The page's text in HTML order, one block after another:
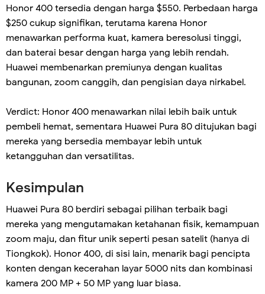
Honor 400 tersedia dengan harga $550. Perbedaan harga
$250 cukup signifikan, terutama karena Honor
menawarkan performa kuat, kamera beresolusi tinggi,
dan baterai besar dengan harga yang lebih rendah.
Huawei membenarkan premiunya dengan kualitas
bangunan, zoom canggih, dan pengisian daya nirkabel.
Verdict: Honor 400 menawarkan nilai lebih baik untuk
pembeli hemat, sementara Huawei Pura 80 ditujukan bagi
mereka yang bersedia membayar lebih untuk
ketangguhan dan versatilitas.
Kesimpulan
Huawei Pura 80 berdiri sebagai pilihan terbaik bagi
mereka yang mengutamakan ketahanan fisik, kemampuan
zoom maju, dan fitur unik seperti pesan satelit (hanya di
Tiongkok). Honor 400, di sisi lain, menarik bagi pencipta
konten dengan kecerahan layar 5000 nits dan kombinasi
kamera 200 MP + 50 MP yang luar biasa.